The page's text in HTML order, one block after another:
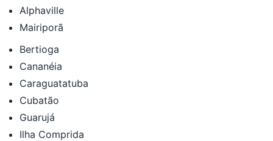
Alphaville
Mairiporã
Bertioga
Cananéia
Caraguatatuba
Cubatão
Guarujá
Ilha Comprida